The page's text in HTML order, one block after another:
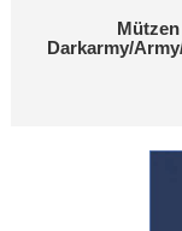
Darkarmy/